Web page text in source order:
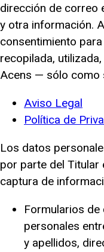
dirección de correo
y otra información.
consentimiento
recopilada,
Acens — sólo como
Aviso Legal
Política de
Los datos
por parte del Titular
captura de
Formularios
personales
y apellidos,